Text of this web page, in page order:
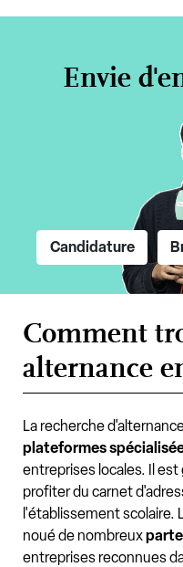
Envie
Candidature
Comment
alternance
La recherche
plateformes
entreprises locales. Il
profiter du carnet
l'établissement scolaire.
noué de nombreux
entreprises reconnues